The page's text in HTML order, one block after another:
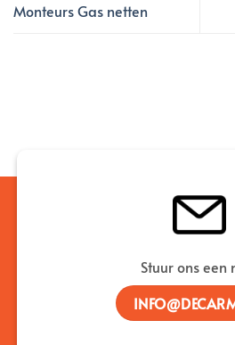
Monteurs Gas netten
Stuur ons een